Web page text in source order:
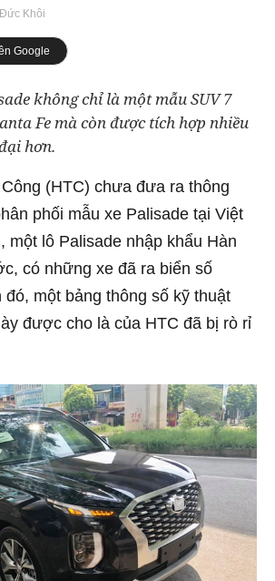
Đức Khôi
Google
không chỉ là một mẫu SUV 7
Fe mà còn được tích hợp nhiều
hơn.
(HTC) chưa đưa ra thông
phối mẫu xe Palisade tại Việt
một lô Palisade nhập khẩu Hàn
có những xe đã ra biển số
đó, một bảng thông số kỹ thuật
được cho là của HTC đã bị rò rỉ